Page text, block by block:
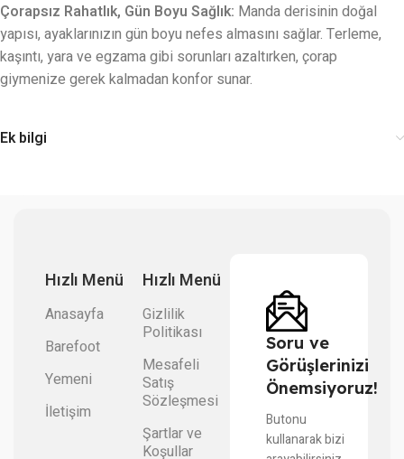
Çorapsız Rahatlık, Gün Boyu Sağlık: Manda derisinin doğal
yapısı, ayaklarınızın gün boyu nefes almasını sağlar. Terleme,
kaşıntı, yara ve egzama gibi sorunları azaltırken, çorap
giymenize gerek kalmadan konfor sunar.
Ek bilgi
Hızlı Menü
Anasayfa
Barefoot
Yemeni
İletişim
Hızlı Menü
Gizlilik
Politikası
Mesafeli
Satış
Sözleşmesi
Şartlar ve
Koşullar
Soru ve
Görüşlerinizi
Önemsiyoruz!
Butonu
kullanarak bizi